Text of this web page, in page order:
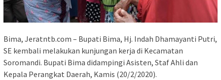
Bima, Jeratntb.com – Bupati Bima, Hj. Indah Dhamayanti Putri,
SE kembali melakukan kunjungan kerja di Kecamatan
Soromandi. Bupati Bima didampingi Asisten, Staf Ahli dan
Kepala Perangkat Daerah, Kamis (20/2/2020).